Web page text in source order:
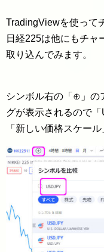
TradingViewを使って
日経225は他にもチャ
取り込んでみます。
シンボル右の「⊕」の
グが表示されるので
「新しい価格スケー